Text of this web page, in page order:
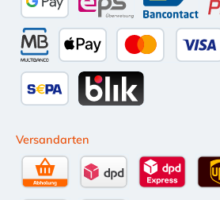
Google Pay eps Bancontact
MultibancoApple Pay
Versandarten
DPD Standardversand
Selbstabholung